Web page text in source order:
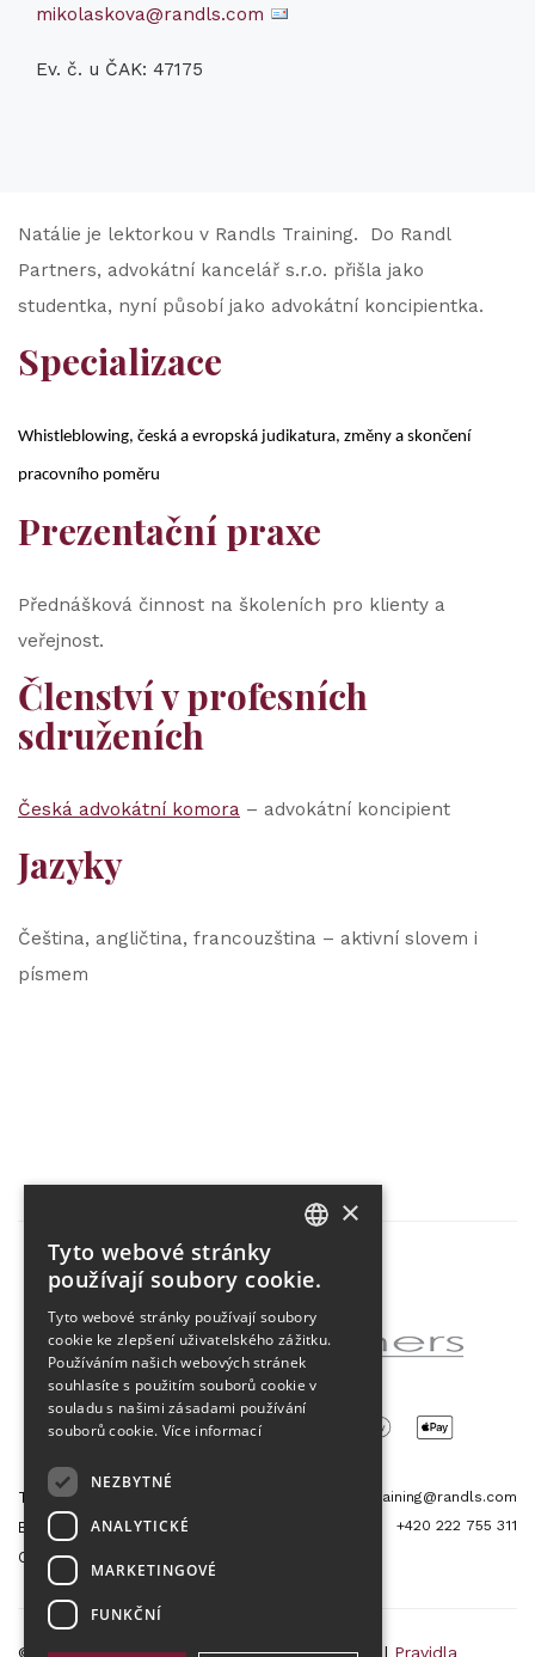
mikolaskova@randls.com
Ev. č. u ČAK: 47175
Natálie je lektorkou v Randls Training. Do Randl
Partners, advokátní kancelář s.r.o. přišla jako
studentka, nyní působí jako advokátní koncipientka.
Specializace
Whistleblowing, česká a evropská judikatura, změny a skončení
pracovního poměru
Prezentační praxe
Přednášková činnost na školeních pro klienty a
veřejnost.
Členství v profesních
sdruženích
Česká advokátní komora – advokátní koncipient
Jazyky
Čeština, angličtina, francouzština – aktivní slovem i
písmem
Partner projektu
Tetris Office Building
Budějovická 1550/15a
CZ 140 00, Praha 4
training@randls.com
+420 222 755 311
© 2026 Randls Training |Mapa stránek|RSS | Pravidla
×
Tyto webové stránky
používají soubory cookie.
Tyto webové stránky používají soubory
cookie ke zlepšení uživatelského zážitku.
Používáním našich webových stránek
souhlasíte s použitím souborů cookie v
souladu s našimi zásadami používání
souborů cookie. Více informací
NEZBYTNÉ
ANALYTICKÉ
MARKETINGOVÉ
FUNKČNÍ